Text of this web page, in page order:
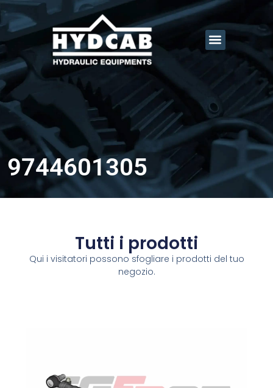
9744601305
Tutti i prodotti
Qui i visitatori possono sfogliare i prodotti del tuo
negozio.